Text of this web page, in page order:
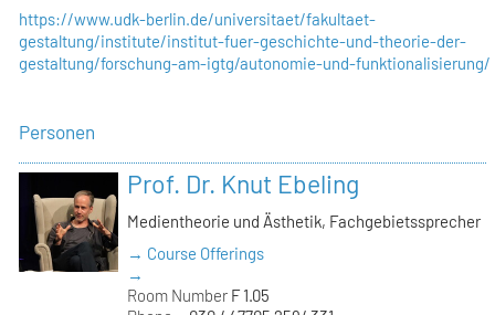
https://www.udk-berlin.de/universitaet/fakultaet-
gestaltung/institute/institut-fuer-geschichte-und-theorie-der-
gestaltung/forschung-am-igtg/autonomie-und-funktionalisierung/
Personen
Prof. Dr. Knut Ebeling
Medientheorie und Ästhetik, Fachgebietssprecher
→ Course Offerings
→
Room Number F 1.05